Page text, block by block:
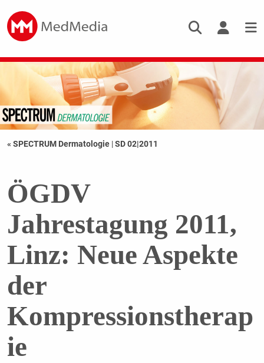
« SPECTRUM Dermatologie |SD 02|2011
ÖGDV
Jahrestagung 2011,
Linz: Neue Aspekte
der
Kompressionstherap
ie